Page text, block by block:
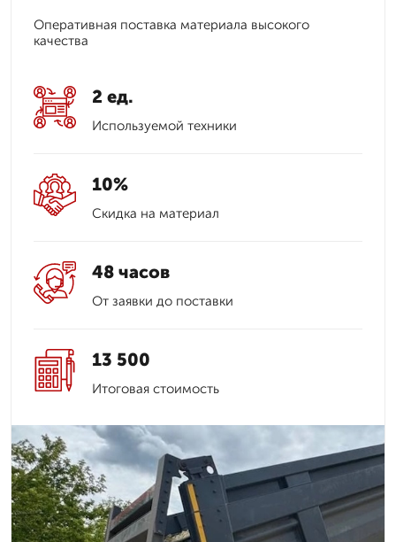
Оперативная поставка материала высокого
качества
2 ед.
Используемой техники
10%
Скидка на материал
48 часов
От заявки до поставки
13 500
Итоговая стоимость